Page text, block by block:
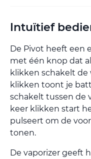
Intuïtief
De Pivot heeft een
met één knop dat
klikken schakelt de
klikken toont je
schakelt tussen de
keer klikken start
pulseert om de
tonen.
De vaporizer geeft